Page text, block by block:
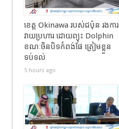
ខេត្ត Okinawa របស់ជប៉ុន រងការ
វាយប្រហារ ដោយព្យុះ Dolphin
ខណៈចិនបិទកំពង់ផែ ត្រៀមខ្លួន
ទប់ទល់
5 hours ago